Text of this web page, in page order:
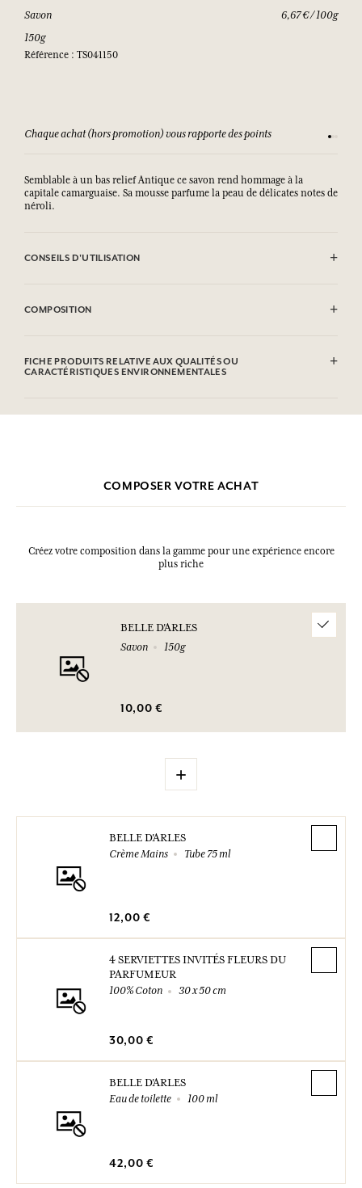
Savon
150g
Référence : TS041150
6,67 € / 100g
Consultez nos CGV
Semblable à un bas relief Antique ce savon rend hommage à la
capitale camarguaise. Sa mousse parfume la peau de délicates notes de
néroli.
CONSEILS D'UTILISATION
rincer abondemment.
COMPOSITION
(Fragrance), CI 77891 (Titanium Dioxide), Palm Kernel Acid,
Glycerin, Sodium Chloride, Tetrasodium Etidronate, Linalool,
FICHE PRODUITS RELATIVE AUX QUALITÉS OU
CARACTÉRISTIQUES ENVIRONNEMENTALES
Veuillez consulter les qualités ou caractéristiques environnementales
COMPOSER VOTRE ACHAT
Créez votre composition dans la gamme pour une expérience encore
plus riche
BELLE D'ARLES
Savon
150g
10,00 €
+
BELLE D'ARLES
Crème Mains
Tube 75 ml
12,00 €
4 SERVIETTES INVITÉS FLEURS DU
PARFUMEUR
100% Coton
30 x 50 cm
30,00 €
BELLE D'ARLES
Eau de toilette
100 ml
42,00 €